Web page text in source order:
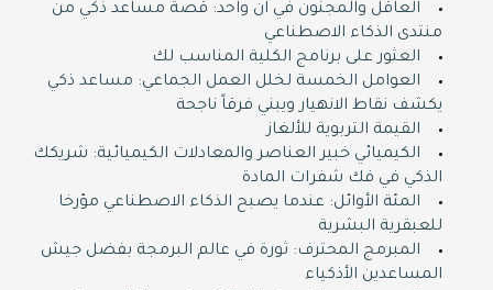
العاقل والمجنون في آن واحد: قصة مساعد ذكي من
منتدى الذكاء الاصطناعي
العثور على برنامج الكلية المناسب لك
العوامل الخمسة لخلل العمل الجماعي: مساعد ذكي
يكشف نقاط الانهيار ويبني فرقاً ناجحة
القيمة التربوية للألغاز
الكيميائي خبير العناصر والمعادلات الكيميائية: شريكك
الذكي في فك شفرات المادة
المئة الأوائل: عندما يصبح الذكاء الاصطناعي مؤرخا
للعبقرية البشرية
المبرمج المحترف: ثورة في عالم البرمجة بفضل جيش
المساعدين الأذكياء